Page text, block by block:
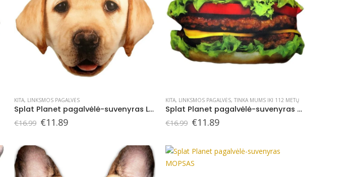
KITA, LINKSMOS PAGALVĖS
Splat Planet pagalvėlė-suvenyras LABRADORAS
€16.99 Original
€16.99.
€11.89Current
KITA, LINKSMOS PAGALVĖS, TINKA MUMS IKI 112 METŲ
Splat Planet pagalvėlė-suvenyras SUMUŠTINIS
€16.99 Original
€16.99.
€11.89Current
€11.89.